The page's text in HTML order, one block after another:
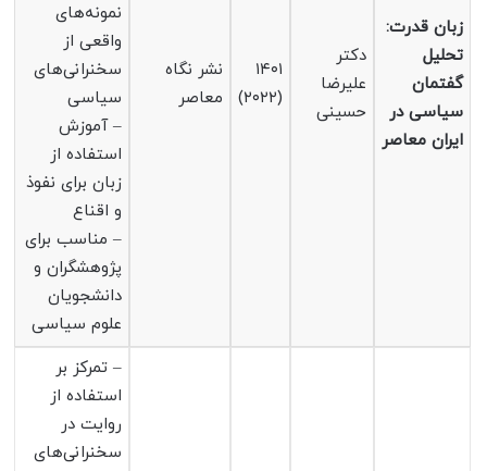
زبان قدرت:
تحلیل
گفتمان
سیاسی در
ایران معاصر
دکتر
علیرضا
حسینی
۱۴۰۱
(۲۰۲۲)
نشر نگاه
معاصر
نمونه‌های
واقعی از
سخنرانی‌های
سیاسی
– آموزش
استفاده از
زبان برای نفوذ
و اقناع
– مناسب برای
پژوهشگران و
دانشجویان
علوم سیاسی
– تمرکز بر
استفاده از
روایت در
سخنرانی‌های